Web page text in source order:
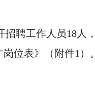
招聘工作人员18人
位表》（附件1）。